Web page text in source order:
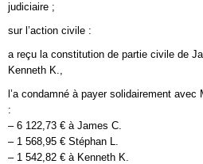
judiciaire ;
sur l’action civile :
a reçu la constitution de partie civile de
Kenneth K.,
l’a condamné à payer solidairement
:
– 6 122,73 € à James C.
– 1 568,95 € Stéphan L.
– 1 542,82 € à Kenneth K.